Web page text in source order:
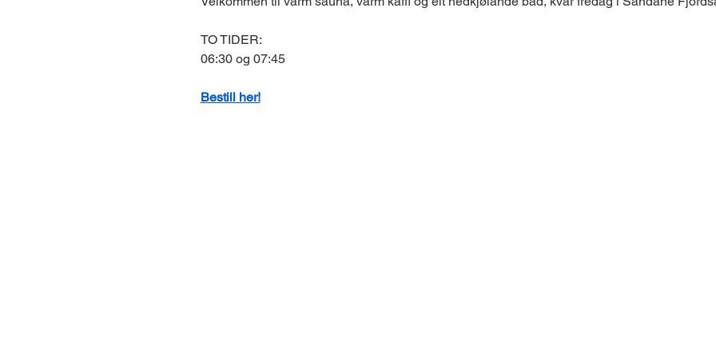
TO TIDER:
06:30 og 07:45
Bestill her!